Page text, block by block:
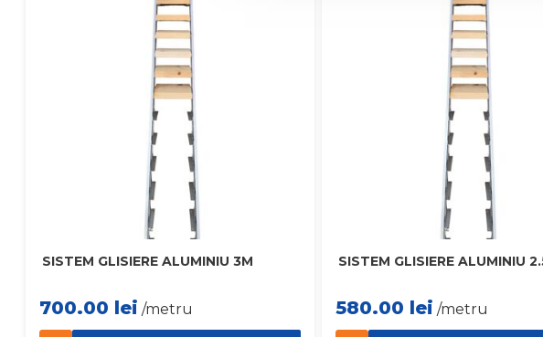
SISTEM GLISIERE ALUMINIU 3M
700.00 lei /metru
SISTEM GLISIERE ALUMINIU
580.00 lei /metru